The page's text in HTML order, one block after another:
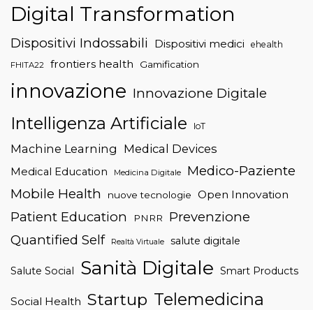
Digital Transformation
Dispositivi Indossabili Dispositivi medici ehealth
FHITA22 frontiers health Gamification
innovazione Innovazione Digitale
Intelligenza Artificiale IoT
Machine Learning Medical Devices
Medical Education Medicina Digitale
Medico-Paziente
Mobile Health
nuove tecnologie Open Innovation
Patient Education PNRR
Prevenzione
Quantified Self
Realtà Virtuale salute digitale
Salute Social Sanità Digitale Smart Products
Social Health Startup Telemedicina